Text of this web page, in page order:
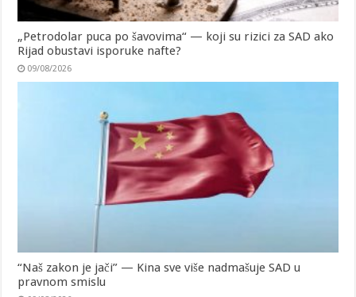
„Petrodolar puca po šavovima“ — koji su rizici za SAD ako
Rijad obustavi isporuke nafte?
09/08/2026
“Naš zakon je jači” — Kina sve više nadmašuje SAD u
pravnom smislu